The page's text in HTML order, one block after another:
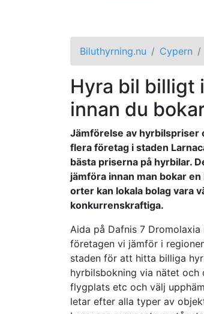
Biluthyrning.nu Cypern
Hyra bil billigt
innan du
Jämförelse av hyrbilspriser
flera företag i staden
bästa priserna på hyrbilar.
jämföra innan man bokar
orter kan lokala bolag vara
konkurrenskraftiga.
Aida på Dafnis 7
företagen vi jämför i
staden för att hitta billiga
hyrbilsbokning via nätet och
flygplats etc och välj
letar efter alla typer av